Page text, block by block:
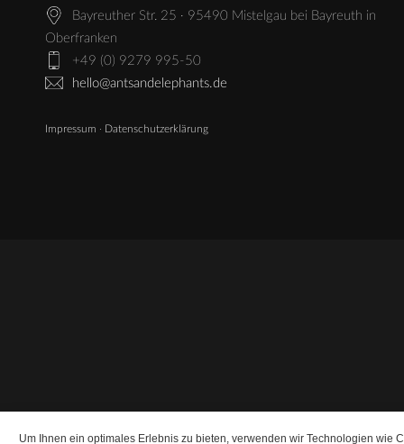
Um Ihnen ein optimales Erlebnis zu bieten, verwenden wir Technologien wie
Bayreuther Str. 25 · 95490 Mistelgau bei Bayreuth in
Oberfranken
+49 (0) 9279 995-50
hello@antsandelephants.de
Impressum · Datenschutzerklärung